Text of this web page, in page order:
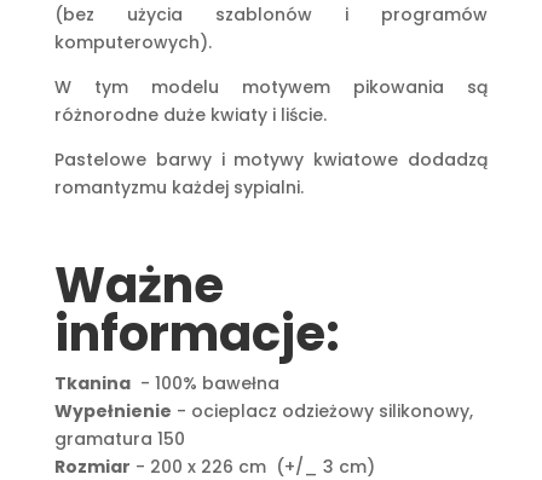
(bez użycia szablonów i programów
komputerowych).
W tym modelu motywem pikowania są
różnorodne duże kwiaty i liście.
Pastelowe barwy i motywy kwiatowe dodadzą
romantyzmu każdej sypialni.
Ważne
informacje:
Tkanina- 100% bawełna
Wypełnienie - ocieplacz odzieżowy silikonowy,
gramatura 150
Rozmiar - 200 x 226 cm (+/_ 3 cm)